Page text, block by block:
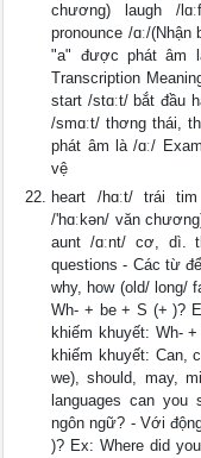
chương) laugh /
pronounce /ɑː/
"a" được phát âm
Transcription
start /stɑːt/ bắt đầu
/smɑːt/ thơng thái,
phát âm là /ɑː/
vệ
heart /hɑːt/ trái
/'hɑːkən/ văn
aunt /ɑːnt/ cơ, dì.
questions - Các từ
why, how (old/ long/
Wh- + be + S (+ )?
khiếm khuyết: Wh-
khiếm khuyết: Can,
we), should, may,
languages can
ngôn ngữ? - Với
)? Ex: Where did